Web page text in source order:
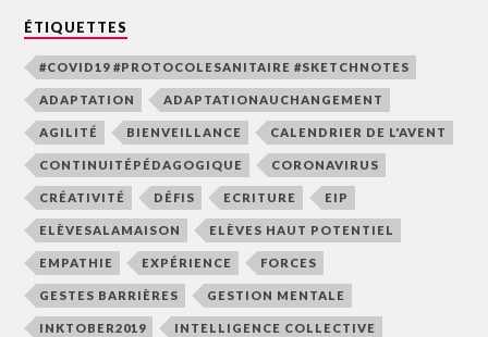
ÉTIQUETTES
#COVID19 #PROTOCOLESANITAIRE #SKETCHNOTES
ADAPTATION ADAPTATIONAUCHANGEMENT
AGILITÉ BIENVEILLANCE CALENDRIER DE L'AVENT
CONTINUITÉPÉDAGOGIQUE CORONAVIRUS
CRÉATIVITÉ DÉFIS ECRITURE EIP
ELÈVESALAMAISON ELÈVES HAUT POTENTIEL
EMPATHIE EXPÉRIENCE FORCES
GESTES BARRIÈRES GESTION MENTALE
INKTOBER2019 INTELLIGENCE COLLECTIVE